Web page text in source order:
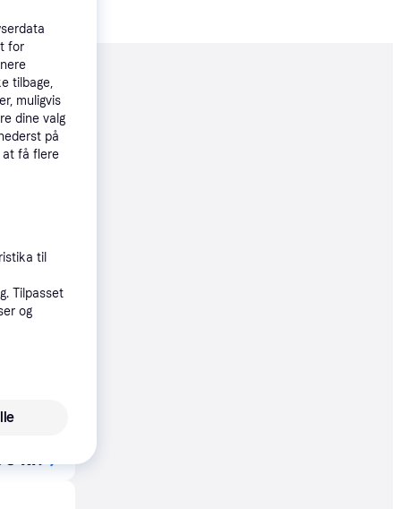
kr.
kr.
kr./md.
kr.
for
tilbage,
muligvis
dine valg
på
at få flere
til
Tilpasset
og